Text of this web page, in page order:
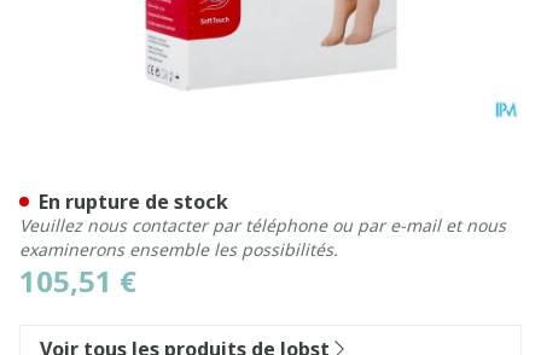
105,51 €
En rupture de stock
Veuillez nous contacter par téléphone ou par e-mail et nous
examinerons ensemble les possibilités.
Voir tous les produits de Jobst